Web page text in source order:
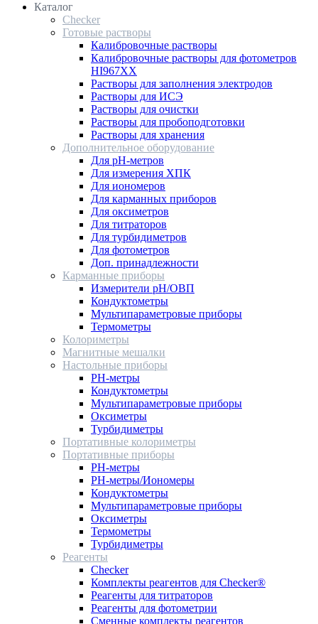
Каталог
Checker
Готовые растворы
Калибровочные растворы
Калибровочные растворы для фотометров
HI967ХХ
Растворы для заполнения электродов
Растворы для ИСЭ
Растворы для очистки
Растворы для пробоподготовки
Растворы для хранения
Дополнительное оборудование
Для pH-метров
Для измерения ХПК
Для иономеров
Для карманных приборов
Для оксиметров
Для титраторов
Для турбидиметров
Для фотометров
Доп. принадлежности
Карманные приборы
Измерители pH/ОВП
Кондуктометры
Мультипараметровые приборы
Термометры
Колориметры
Магнитные мешалки
Настольные приборы
PH-метры
Кондуктометры
Мультипараметровые приборы
Оксиметры
Турбидиметры
Портативные колориметры
Портативные приборы
PH-метры
PH-метры/Иономеры
Кондуктометры
Мультипараметровые приборы
Оксиметры
Термометры
Турбидиметры
Реагенты
Checker
Комплекты реагентов для Checker®
Реагенты для титраторов
Реагенты для фотометрии
Сменные комплекты реагентов